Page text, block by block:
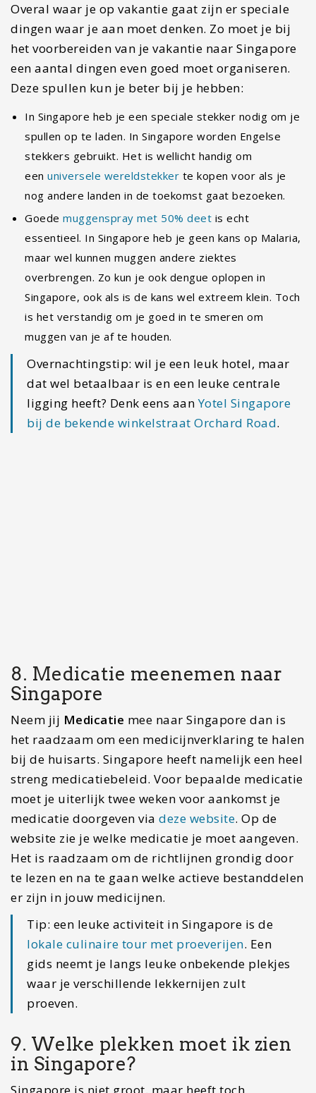
nog andere landen in de toekomst gaat bezoeken.
Goedemuggenspray met 50% deetis echt
essentieel. In Singapore heb je geen kans op Malaria,
maar wel kunnen muggen andere ziektes
overbrengen. Zo kun je ook dengue oplopen in
Singapore, ook als is de kans wel extreem klein. Toch
is het verstandig om je goed in te smeren om
muggen van je af te houden.
Overnachtingstip: wil je een leuk hotel, maar
dat wel betaalbaar is en een leuke centrale
ligging heeft? Denk eens aanYotel Singapore
bij de bekende winkelstraat Orchard Road.
8. Medicatie meenemen naar
Singapore
Neem jijMedicatiemee naar Singapore dan is
het raadzaam om een medicijnverklaring te halen
bij de huisarts. Singapore heeft namelijk een heel
streng medicatiebeleid. Voor bepaalde medicatie
9. Welke plekken moet ik zien
in Singapore?
Singapore is niet groot, maar heeft toch
behoorlijk wat bezienswaardigheden. Singapore
is een stad die uit de grond gestampt is met veel
luxe. Hieronder staan een aantal
bezienswaardigheden die je op je lijstje kunt
zetten.
Zonsondergang bekijken bij Marina Bay Sands
Lopen door de tuinen bij Gardens by the Bay
Lichtshow Garden by the Bay
Little India
S.E.A. Aquarium
Universal studios
Singapore Flyer
Tip:je kunt Marina Bay Sands en Gardens
by the Bay ook in een dag combineren.
een combiticket en haal zo alles uit een kort